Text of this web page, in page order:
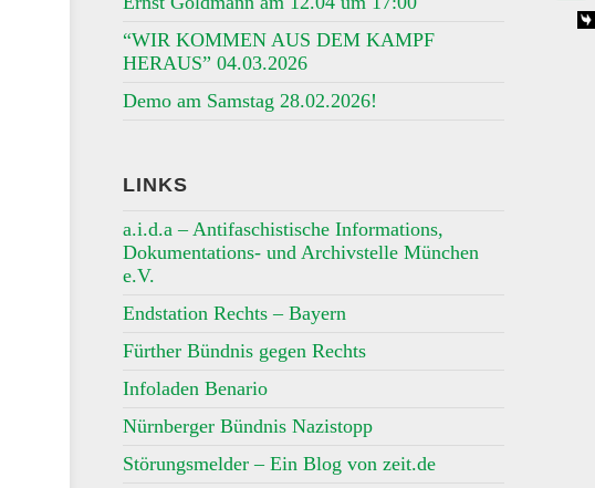
“WIR KOMMEN AUS DEM KAMPF
HERAUS” 04.03.2026
Demo am Samstag 28.02.2026!
LINKS
a.i.d.a – Antifaschistische Informations,
Dokumentations- und Archivstelle München
e.V.
Endstation Rechts – Bayern
Fürther Bündnis gegen Rechts
Infoladen Benario
Nürnberger Bündnis Nazistopp
Störungsmelder – Ein Blog von zeit.de